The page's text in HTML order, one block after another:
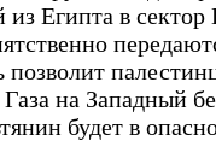
из Египта в сектор
позволит
Газа на Западный
будет в